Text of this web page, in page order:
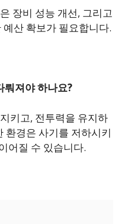
장비 성능 개선, 그리고
산 확보가 필요합니다.
뤄져야 하나요?
키고, 전투력을 유지하
환경은 사기를 저하시키
어질 수 있습니다.